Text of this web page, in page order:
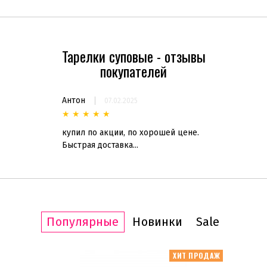
Статус товара
Нет в наличии
Назначение
Easy Life (17)
Тарелки суповые - отзывы
покупателей
Антон 07.02.2025
★ ★ ★ ★ ★
купил по акции, по хорошей цене.
Быстрая доставка...
Популярные Новинки Sale
ХИТ ПРОДАЖ